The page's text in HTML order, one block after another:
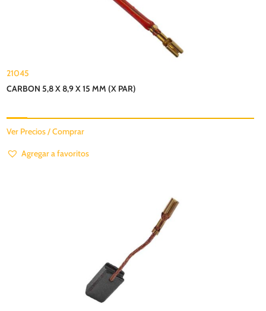
21045
CARBON 5,8 X 8,9 X 15 MM (X PAR)
Ver Precios / Comprar
Agregar a favoritos